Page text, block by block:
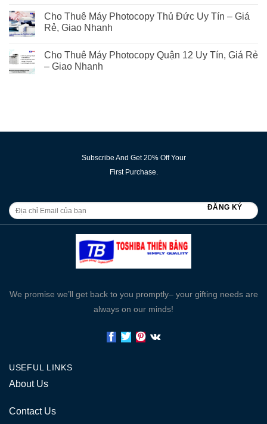
Cho Thuê Máy Photocopy Thủ Đức Uy Tín – Giá
Rẻ, Giao Nhanh
Cho Thuê Máy Photocopy Quận 12 Uy Tín, Giá Rẻ
– Giao Nhanh
Subscribe And Get 20% Off Your
First Purchase.
We promise we’ll get back to you promptly– your gifting needs are
always on our minds!
USEFUL LINKS
About Us
Contact Us